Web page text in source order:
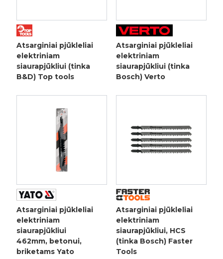
Atsarginiai pjūkleliai
elektriniam
siaurapjūkliui (tinka
B&D) Top tools
Atsarginiai pjūkleliai
elektriniam
siaurapjūkliui (tinka
Bosch) Verto
Atsarginiai pjūkleliai
elektriniam
siaurapjūkliui
462mm, betonui,
briketams Yato
Atsarginiai pjūkleliai
elektriniam
siaurapjūkliui, HCS
(tinka Bosch) Faster
Tools